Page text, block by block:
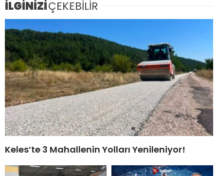
İLGİNİZİÇEKEBİLİR
Keles’te 3 Mahallenin Yolları Yenileniyor!